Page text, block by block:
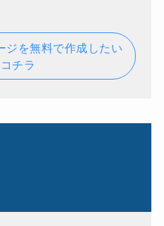
ジを無料で作成したい
チラ